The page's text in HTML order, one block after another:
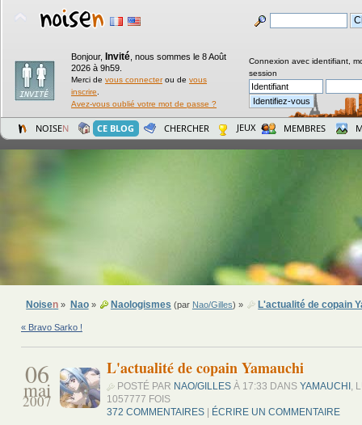
Bonjour, Invité nous sommes le 8 Août
2026 à 9h59.
Merci de vous connecterou de vous
inscrire
Avez-vous oublié votre mot de passe ?
Connexion avec identifiant,
session
NOISEN CE BLOG CHERCHER JEUX MEMBRES
Noisen » Nao» Naologismes (par Nao/Gilles) » L'actualité de copain
« Bravo Sarko !
06
mai
2007
L'actualité de copain Yamauchi
POSTÉ PAR NAO/GILLES À 17:33 DANS YAMAUCHI,
1057777 FOIS
372 COMMENTAIRES | ÉCRIRE UN COMMENTAIRE